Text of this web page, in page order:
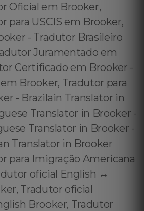
Oficial em Brooker,
para USCIS em Brooker,
- Tradutor Brasileiro
Juramentado em
Certificado em Brooker -
Brooker, Tradutor para
- Brazilain Translator in
Translator in Brooker -
Translator in Brooker -
Translator in Brooker
para Imigração Americana
oficial English ↔️
Tradutor oficial
Brooker, Tradutor